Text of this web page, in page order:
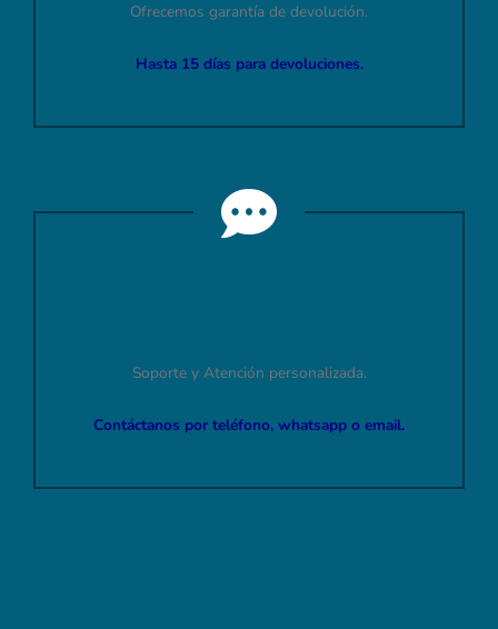
Ofrecemos garantía de devolución.
Hasta 15 días para devoluciones.
Soporte y Atención personalizada.
Contáctanos por teléfono, whatsapp o email.